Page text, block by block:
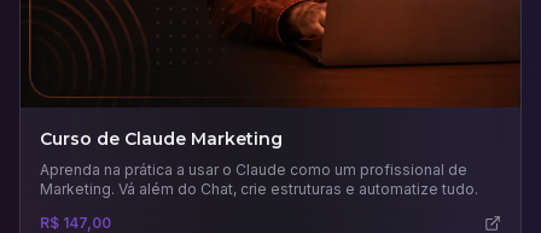
Curso de Claude Marketing
Aprenda na prática a usar o Claude como um profissional de
Marketing. Vá além do Chat, crie estruturas e automatize tudo.
R$ 147,00